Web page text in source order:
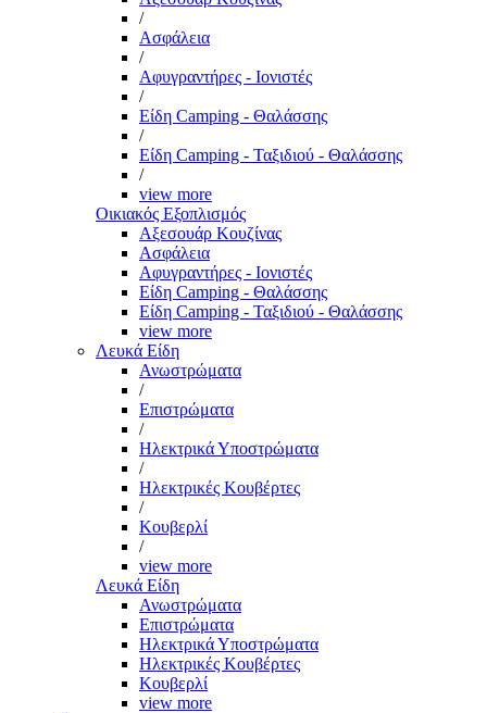
/
Ασφάλεια
/
Αφυγραντήρες - Ιονιστές
/
Είδη Camping - Θαλάσσης
/
Είδη Camping - Ταξιδιού - Θαλάσσης
/
view more
Οικιακός Εξοπλισμός
Αξεσουάρ Κουζίνας
Ασφάλεια
Αφυγραντήρες - Ιονιστές
Είδη Camping - Θαλάσσης
Είδη Camping - Ταξιδιού - Θαλάσσης
view more
Λευκά Είδη
Ανωστρώματα
/
Επιστρώματα
/
Ηλεκτρικά Υποστρώματα
/
Ηλεκτρικές Κουβέρτες
/
Κουβερλί
/
view more
Λευκά Είδη
Ανωστρώματα
Επιστρώματα
Ηλεκτρικά Υποστρώματα
Ηλεκτρικές Κουβέρτες
Κουβερλί
view more